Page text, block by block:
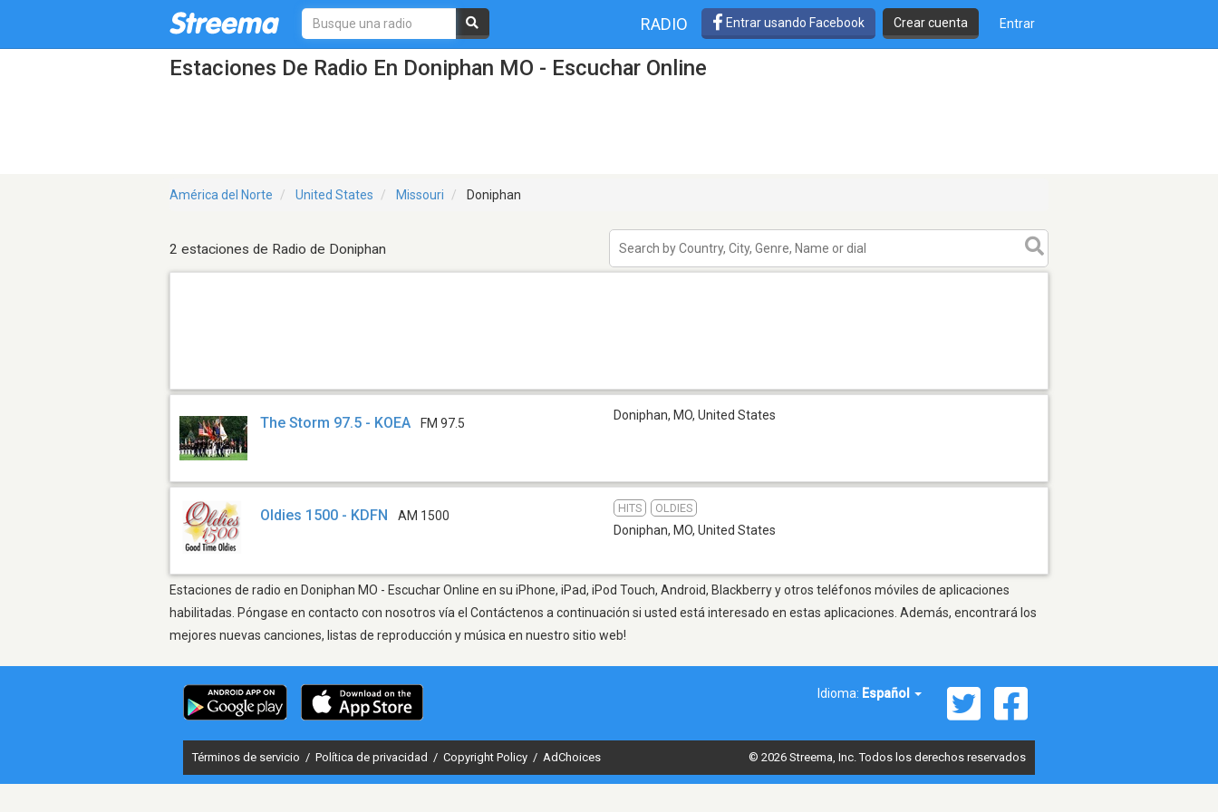
RADIO Entrar usando Facebook Crear cuenta Entrar
Estaciones De Radio En Doniphan MO - Escuchar Online
América del Norte United States Missouri Doniphan
2 estaciones de Radio de Doniphan
The Storm 97.5 - KOEA FM 97.5
Doniphan, MO, United States
Oldies 1500 - KDFN AM 1500
HITS OLDIES
Doniphan, MO, United States
Estaciones de radio en Doniphan MO - Escuchar Online en su iPhone, iPad, iPod Touch, Android, Blackberry y otros teléfonos móviles de aplicaciones
habilitadas. Póngase en contacto con nosotros vía el Contáctenos a continuación si usted está interesado en estas aplicaciones. Además, encontrará los
mejores nuevas canciones, listas de reproducción y música en nuestro sitio web!
Idioma: Español
Términos de servicio / Política de privacidad / Copyright Policy / AdChoices © 2026 Streema, Inc. Todos los derechos reservados